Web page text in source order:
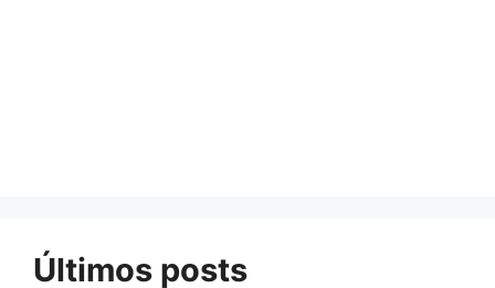
Últimos posts